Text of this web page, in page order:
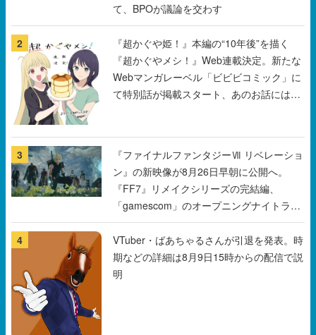
て、BPOが議論を交わす
2
『超かぐや姫！』本編の“10年後”を描く
『超かぐやメシ！』Web連載決定。新たな
Webマンガレーベル「ビビビコミック」に
て特別話が掲載スタート、あのお話には…
3
『ファイナルファンタジーⅦ リベレーショ
ン』の新映像が8月26日早朝に公開へ。
『FF7』リメイクシリーズの完結編、
「gamescom」のオープニングナイトライ
ブにてディレクターの浜口直樹氏が登壇す
る予定
4
VTuber・ばあちゃるさんが引退を発表。時
期などの詳細は8月9日15時からの配信で説
明